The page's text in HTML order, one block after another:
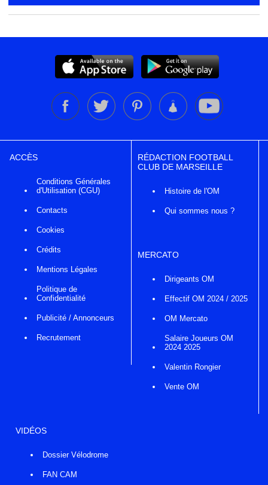
ACCÈS
Conditions Générales
d'Utilisation (CGU)
Contacts
Cookies
Crédits
Mentions Légales
Politique de
Confidentialité
Publicité / Annonceurs
Recrutement
RÉDACTION FOOTBALL
CLUB DE MARSEILLE
Histoire de l'OM
Qui sommes nous ?
MERCATO
Dirigeants OM
Effectif OM 2024 / 2025
OM Mercato
Salaire Joueurs OM
2024 2025
Valentin Rongier
Vente OM
VIDÉOS
Dossier Vélodrome
FAN CAM